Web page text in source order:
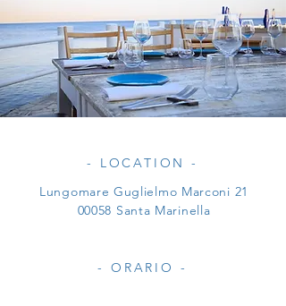
- LOCATION -
Lungomare Guglielmo Marconi 21
00058 Santa Marinella
- ORARIO -